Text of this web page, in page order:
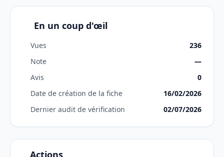
En un coup d'œil
Vues
236
Note
—
Avis
0
Date de création de la fiche
16/02/2026
Dernier audit de vérification
02/07/2026